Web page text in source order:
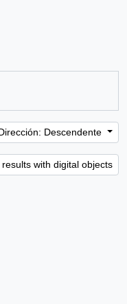
Descendente
with digital objects